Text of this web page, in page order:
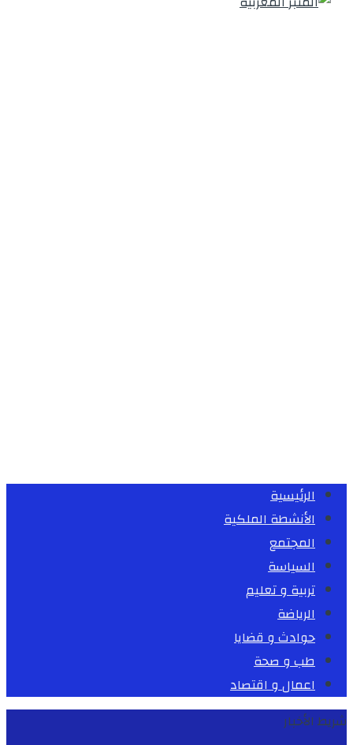
الرئيسية
الأنشطة الملكية
المجتمع
السياسة
تربية و تعليم
الرياضة
حوادث و قضايا
طب و صحة
اعمال و اقتصاد
شريط الأخبار